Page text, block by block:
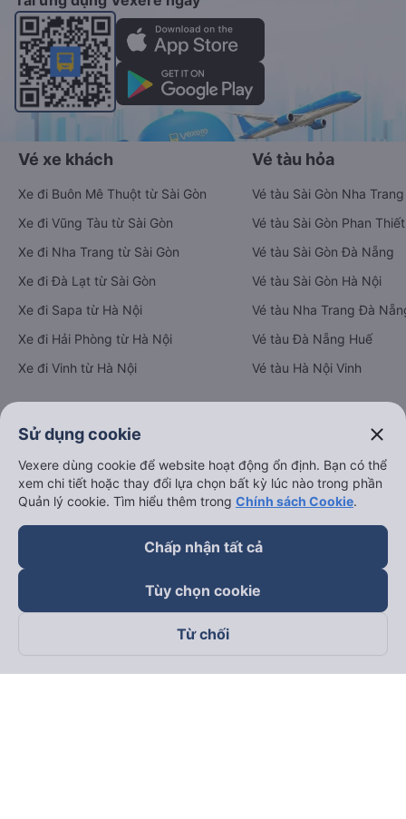
Ứng dụng hiển thị thông tin đầy đủ, minh bạch cùng vô vàn
tiện ích giúp người dùng so sánh và lựa chọn phương án di
chuyển tiết kiệm, nhanh chóng và phù hợp nhất.
Tải ứng dụng Vexere ngay
Vé xe khách
Xe đi Buôn Mê Thuột từ Sài Gòn
Xe đi Vũng Tàu từ Sài Gòn
Xe đi Nha Trang từ Sài Gòn
Xe đi Đà Lạt từ Sài Gòn
Xe đi Sapa từ Hà Nội
Xe đi Hải Phòng từ Hà Nội
Xe đi Vinh từ Hà Nội
Vé tàu hỏa
Vé tàu Sài Gòn Nha Trang
Vé tàu Sài Gòn Phan Thiết
Vé tàu Sài Gòn Đà Nẵng
Vé tàu Sài Gòn Hà Nội
Vé tàu Nha Trang Đà
Vé tàu Đà Nẵng Huế
Thuê xe
Hà Nội đi Ninh Bình
Hà Nội đi Hạ Long
Đà Nẵng đi Huế
Sử dụng cookie close
Vexere dùng cookie để website hoạt động ổn định. Bạn có thể
xem chi tiết hoặc thay đổi lựa chọn bất kỳ lúc nào trong phần
Quản lý cookie. Tìm hiểu thêm trong Chính sách Cookie.
Chấp nhận tất cả
Tùy chọn cookie
Từ chối